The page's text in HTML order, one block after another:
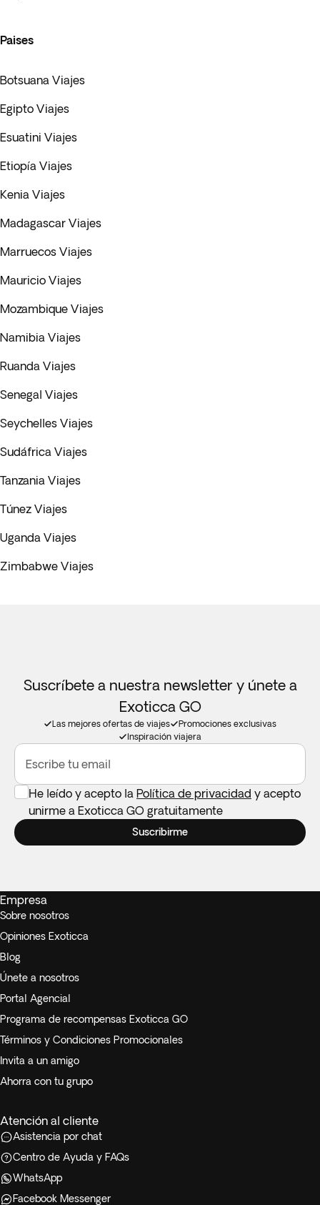
Paises
Botsuana Viajes
Egipto Viajes
Esuatini Viajes
Etiopía Viajes
Kenia Viajes
Madagascar Viajes
Marruecos Viajes
Mauricio Viajes
Mozambique Viajes
Namibia Viajes
Ruanda Viajes
Senegal Viajes
Seychelles Viajes
Sudáfrica Viajes
Tanzania Viajes
Túnez Viajes
Uganda Viajes
Zimbabwe Viajes
Suscríbete a nuestra newsletter y únete a
Exoticca GO
Las mejores ofertas de viajes
Promociones exclusivas
Inspiración viajera
Escribe tu email
He leído y acepto la Política de privacidad y acepto
unirme a Exoticca GO gratuitamente
Suscribirme
Empresa
Sobre nosotros
Opiniones Exoticca
Blog
Únete a nosotros
Portal Agencial
Programa de recompensas Exoticca GO
Términos y Condiciones Promocionales
Invita a un amigo
Ahorra con tu grupo
Atención al cliente
Asistencia por chat
Centro de Ayuda y FAQs
WhatsApp
Facebook Messenger